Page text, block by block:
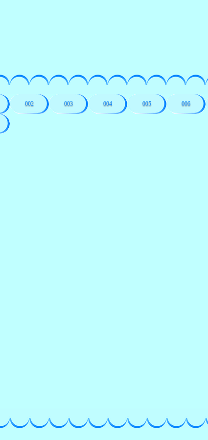
002 003 004 005 006